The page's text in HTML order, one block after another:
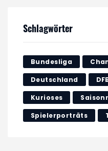
Schlagwörter
Bundesliga
Deutschland
Kurioses
Spielerporträts